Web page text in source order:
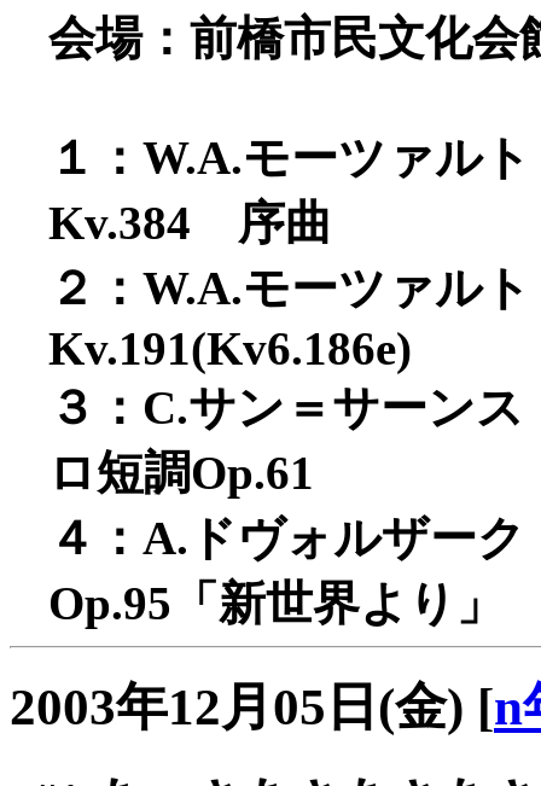
会場：前橋市民文化会
１：W.A.モーツァル
Kv.384 序曲
２：W.A.モーツァル
Kv.191(Kv6.186e)
３：C.サン＝サーン
ロ短調Op.61
４：A.ドヴォルザー
Op.95「新世界より」
2003年12月05日(金) [n